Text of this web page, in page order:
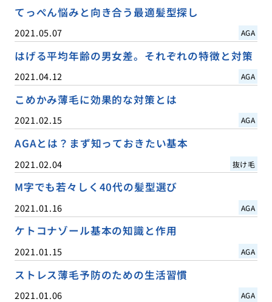
てっぺん悩みと向き合う最適髪型探し
2021.05.07 AGA
はげる平均年齢の男女差。それぞれの特徴と対策
2021.04.12 AGA
こめかみ薄毛に効果的な対策とは
2021.02.15 AGA
AGAとは？まず知っておきたい基本
2021.02.04 抜け毛
M字でも若々しく40代の髪型選び
2021.01.16 AGA
ケトコナゾール基本の知識と作用
2021.01.15 AGA
ストレス薄毛予防のための生活習慣
2021.01.06 AGA